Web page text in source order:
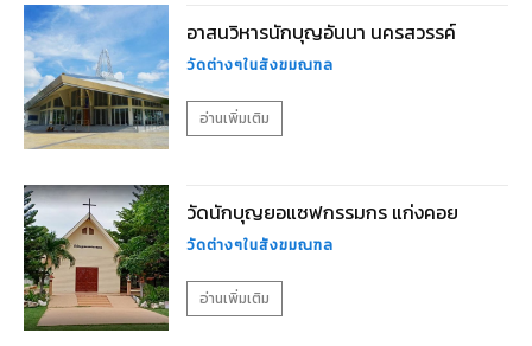
อาสนวิหารนักบุญอันนา นครสวรรค์
วัดต่างๆในสังฆมณฑล
อ่านเพิ่มเติม
วัดนักบุญยอแซฟกรรมกร แก่งคอย
วัดต่างๆในสังฆมณฑล
อ่านเพิ่มเติม